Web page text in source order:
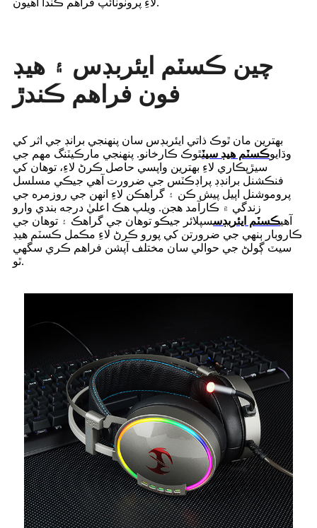
لاءِ پروٽوٽائپ فراهم ڪندا آهيون.
چين ڪسٽم ايئربڊس ۽ هيڊ
فون فراهم ڪندڙ
بهترين مان ٿوڪ ذاتي ايئربڊس سان پنهنجي برانڊ جي اثر کي
وڌايوڪسٽم هيڊ سيٽٿوڪ ڪارخانو. پنهنجي مارڪيٽنگ مهم جي
سيڙپڪاري لاءِ بهترين واپسي حاصل ڪرڻ لاءِ، توهان کي
فنڪشنل برانڊڊ پراڊڪٽس جي ضرورت آهي جيڪي مسلسل
پروموشنل اپيل پيش ڪن ۽ گراهڪن لاءِ انهن جي روزمره جي
زندگي ۾ ڪارآمد هجن. ويلپ هڪ اعليٰ درجه بندي وارو
آهيڪسٽم ايئربڊسسپلائر جيڪو توهان جي گراهڪ ۽ توهان جي
ڪاروبار ٻنهي جي ضرورتن کي پورو ڪرڻ لاءِ مڪمل ڪسٽم هيڊ
سيٽ ڳولڻ جي حوالي سان مختلف آپشن فراهم ڪري سگهي
ٿو.